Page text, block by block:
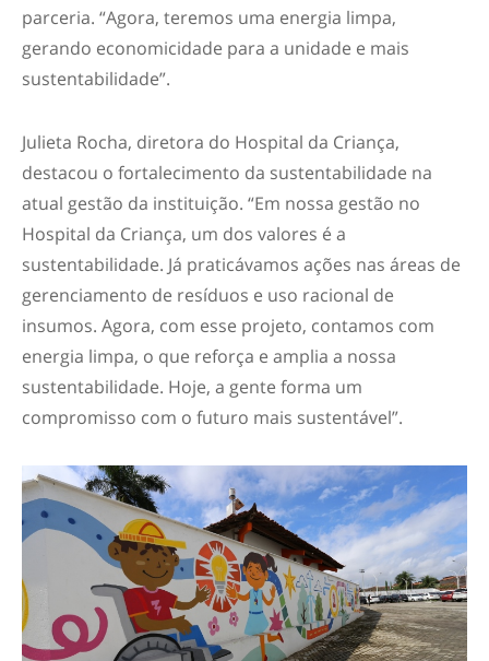
parceria. “Agora, teremos uma energia limpa,
gerando economicidade para a unidade e mais
sustentabilidade”.
Julieta Rocha, diretora do Hospital da Criança,
destacou o fortalecimento da sustentabilidade na
atual gestão da instituição. “Em nossa gestão no
Hospital da Criança, um dos valores é a
sustentabilidade. Já praticávamos ações nas áreas de
gerenciamento de resíduos e uso racional de
insumos. Agora, com esse projeto, contamos com
energia limpa, o que reforça e amplia a nossa
sustentabilidade. Hoje, a gente forma um
compromisso com o futuro mais sustentável”.